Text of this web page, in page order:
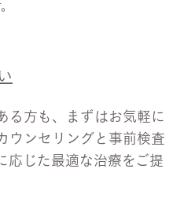
る方も、まずはお気軽に
ウンセリングと事前検査
応じた最適な治療をご提